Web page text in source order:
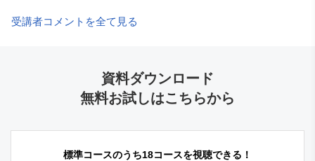
受講者コメントを全て見る
資料ダウンロード
無料お試しはこちらから
標準コースのうち18コースを視聴できる！